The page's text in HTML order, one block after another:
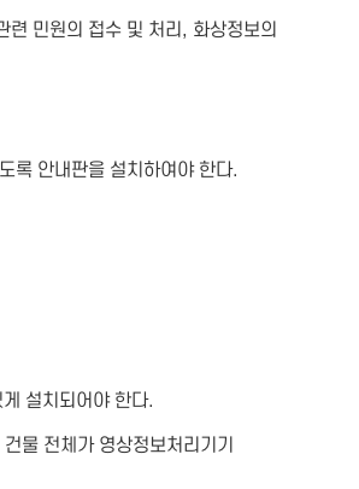
련 민원의 접수 및 처리, 화상정보의
록 안내판을 설치하여야 한다.
설치되어야 한다.
물 전체가 영상정보처리기기